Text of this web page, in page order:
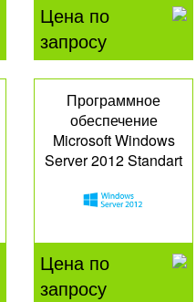
Цена по
запросу
Программное
обеспечение
Microsoft Windows
Server 2012 Standart
Цена по
запросу